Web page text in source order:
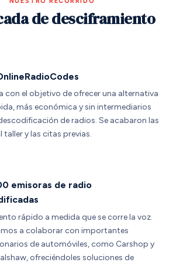
de desciframiento
con el objetivo de ofrecer una alternativa
más económica y sin intermediarios
de radios. Se acabaron las
taller y las citas previas.
emisoras de radio
rápido a medida que se corre la voz.
a colaborar con importantes
de automóviles, como Carshop y
ofreciéndoles soluciones de